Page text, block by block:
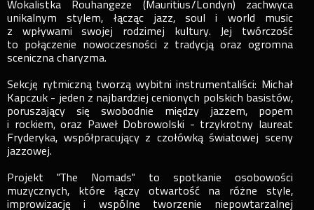
Wokalistka Rouhangeze (Mauritius/Londyn) zachwyca
unikalnym stylem, łącząc jazz, soul i world music
z wpływami swojej rodzimej kultury. Jej twórczość
to połączenie nowoczesności z tradycją oraz ogromna
sceniczna charyzma.
Sekcję rytmiczną tworzą wybitni instrumentaliści: Michał
Kapczuk - jeden z najbardziej cenionych polskich basistów,
poruszający się swobodnie między jazzem, popem
i rockiem, oraz Paweł Dobrowolski - trzykrotny laureat
Fryderyka, współpracujący z czołówką światowej sceny
jazzowej.
Projekt "The Nomads" to spotkanie osobowości
muzycznych, które łączy otwartość na różne style,
improwizację i wspólne tworzenie niepowtarzalnej